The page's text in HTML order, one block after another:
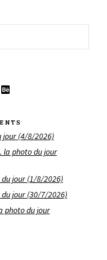
jour (4/8/2026)
la photo du jour
jour (1/8/2026)
jour (30/7/2026)
photo du jour